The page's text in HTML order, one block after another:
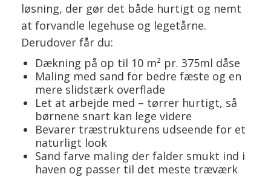
løsning, der gør det både hurtigt og nemt
at forvandle legehuse og legetårne.
Derudover får du:
Dækning på op til 10 m² pr. 375ml dåse
Maling med sand for bedre fæste og en
mere slidstærk overflade
Let at arbejde med – tørrer hurtigt, så
børnene snart kan lege videre
Bevarer træstrukturens udseende for et
naturligt look
Sand farve maling der falder smukt ind i
haven og passer til det meste træværk